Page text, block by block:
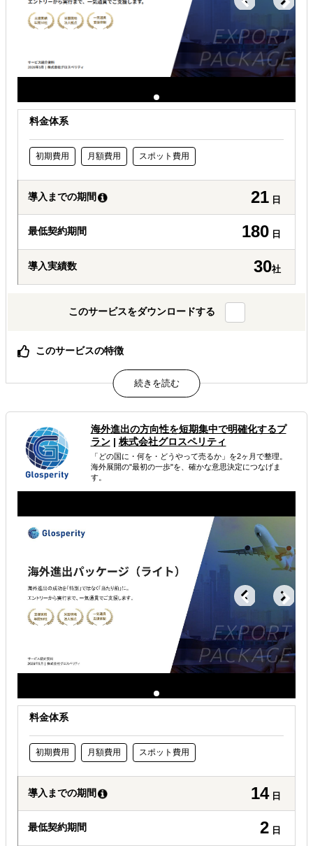
解決できる課題
許認可や規制調査など輸出／販売の準備をしたい
料金体系
初期費用 月額費用 スポット費用
導入までの期間 21 日
最低契約期間 180 日
導入実績数 30社
このサービスをダウンロードする
このサービスの特徴
【CEO／COOが直接関与】代表クラスがプロジェクトマネ
ージャーとして直接関与し、初回販売の実現と検証に責任
を持って伴走します。
【日米2拠点＋Amazon専門知見】米国現地法人・物流拠点
に加え、Amazon本社出身のスペシャリストを社外アドバ
イザーに擁し、アルゴリズム・広告運用に精通したチーム
で支援します。
【データドリブンな検証】売上よりも「傾向把握」を重視
し、どのキーワード・コンテンツが刺さるかを定性・定量
で検証。勘ではなくデータに基づく売上拡大の土台を構築
属するジャンル
海外WEBプロモーション
海外向けECサイト構築
解決できる課題
許認可や規制調査など輸出／販売の準備をしたい
オンラインで販路開拓したい
海外進出の方向性を短期集中で明確化するプ
ラン| 株式会社グロスペリティ
「どの国に・何を・どうやって売るか」を2ヶ月で整理。
海外展開の"最初の一歩"を、確かな意思決定につなげま
す。
料金体系
初期費用 月額費用 スポット費用
導入までの期間 14日
最低契約期間 2 日